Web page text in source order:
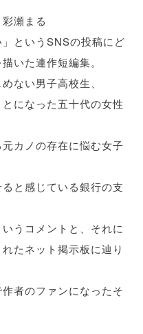
彩瀬まる
」というSNSの投稿にど
いた連作短編集。
ない男子高校生、
になった五十代の女性
カノの存在に悩む女子
と感じている銀行の支
うコメントと、それに
たネット掲示板に辿り
者のファンになったそ